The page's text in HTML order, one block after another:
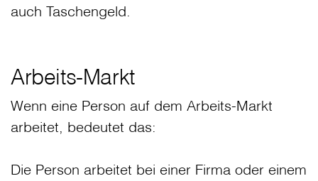
auch Taschengeld.
Arbeits-Markt
Wenn eine Person auf dem Arbeits-Markt
arbeitet, bedeutet das:
Die Person arbeitet bei einer Firma oder einem